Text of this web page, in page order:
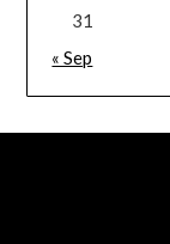
31
« Sep